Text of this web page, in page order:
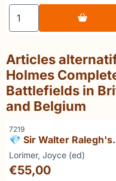
Choisir la quantité pour
Articles
Holmes
Battlefields in
and Belgium
Référence
7219
💎 Sir Walter Ralegh's
discoverie of Guiana
Hakluyt Society Third
Series 15
Marque :
Lorimer, Joyce (ed)
Prix: 55,00
€55,00